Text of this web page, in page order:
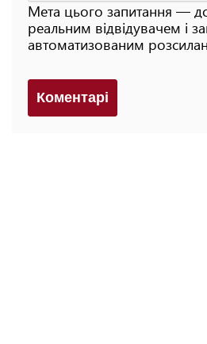
Мета цього запитання —
реальним відвідувачем і
автоматизованим
Коментарi